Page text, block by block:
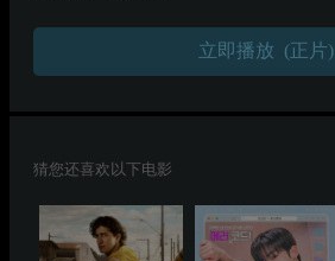
立即播放 (正片)
猜您还喜欢以下电影